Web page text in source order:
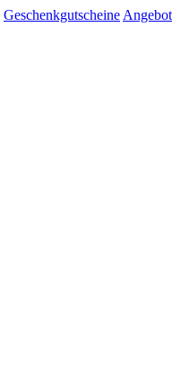
Geschenkgutscheine